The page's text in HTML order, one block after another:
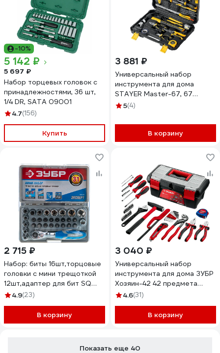
-10%
5 142 ₽
5 697 ₽
Набор торцевых головок с
принадлежностями, 36 шт,
1/4 DR, SATA 09001
4.7(156)
Купить
3 881 ₽
Универсальный набор
инструмента для дома
STAYER Master-67, 67
предмета 22055-H67
5(4)
В корзину
2 715 ₽
Набор: биты 16шт,торцовые
головки с мини трещоткой
12шт,адаптер для бит SQ
1/4"хHex 1/4",удлинитель
4.9(23)
В корзину
3 040 ₽
Универсальный набор
инструмента для дома ЗУБР
Хозяин-42 42 предмета
22105
4.6(31)
В корзину
Показать еще 40